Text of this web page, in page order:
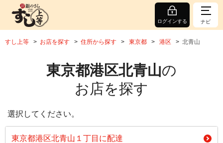
ログインする ナビ
すし上等 お店を探す 住所から探す 東京都 港区 北青山
東京都港区北青山の
お店を探す
選択してください。
東京都港区北青山１丁目に配達